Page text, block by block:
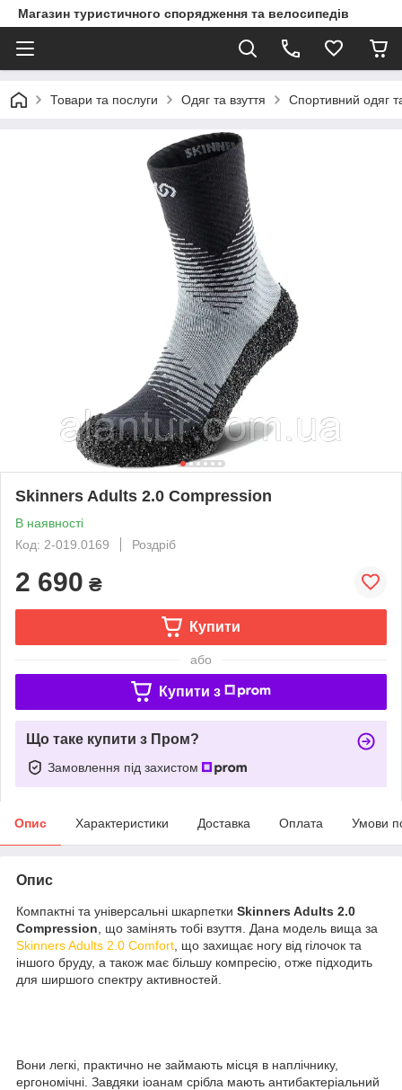
Магазин туристичного спорядження та велосипедів
Товари та послуги Одяг та взуття Спортивний одяг
Skinners Adults 2.0 Compression
В наявності
Код: 2-019.0169
Роздріб
2 690 ₴
Купити
або
Купити з
Що таке купити з Пром?
Замовлення під захистом
Опис Характеристики Доставка Оплата Умови
Опис
Компактні та універсальні шкарпетки Skinners Adults 2.0
Compression , що замінять тобі взуття. Дана модель вища за
Skinners Adults 2.0 Comfort , що захищає ногу від гілочок та
іншого бруду, а також має більшу компресію, отже підходить
для ширшого спектру активностей.
Вони легкі, практично не займають місця в наплічнику,
ергономічні. Завдяки іоанам срібла мають антибактеріальний